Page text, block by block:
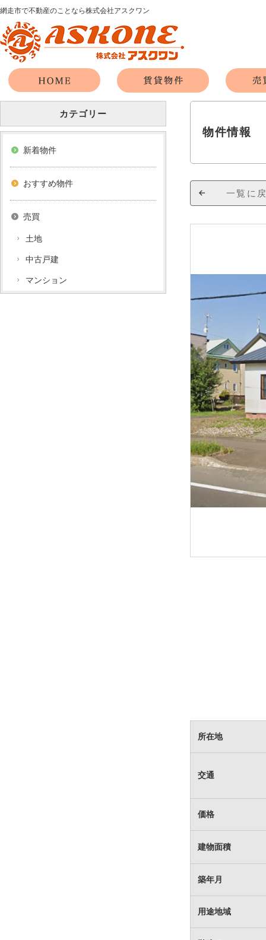
網走市で不動産のことなら株式会社アスクワン
物件情報
一覧に
所在地
交通
価格
建物面積
築年月
用途地域
カテゴリー
新着物件
おすすめ物件
売買
土地
中古戸建
マンション